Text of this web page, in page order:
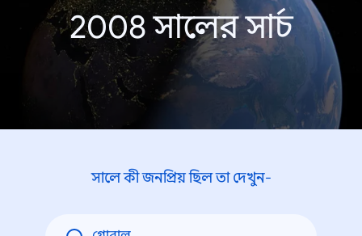
2008 সালের সার্চ
সালে কী জনপ্রিয় ছিল তা দেখুন-